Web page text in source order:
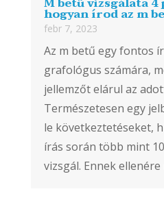
hogyan írod az m
febr 7, 2023
Az m betű egy fontos
grafológus számára,
jellemzőt elárul az
Természetesen egy
le következtetéseket,
írás során több mint
vizsgál. Ennek ellenére